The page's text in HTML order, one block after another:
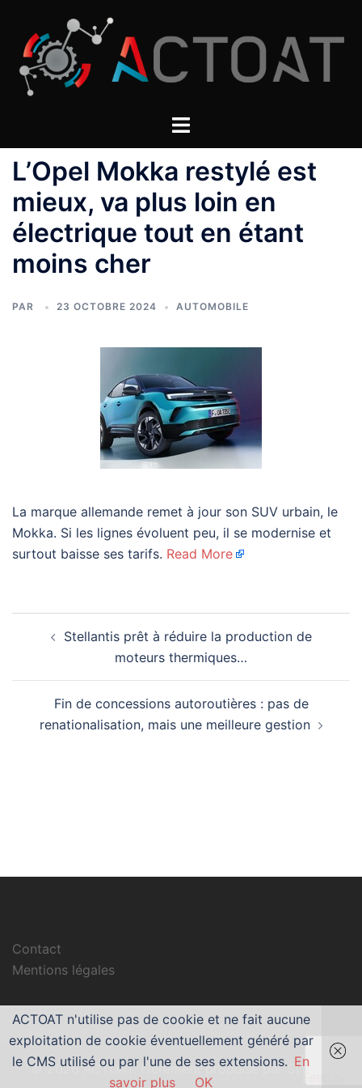
contenu
L’Opel Mokka restylé est
mieux, va plus loin en
électrique tout en étant
moins cher
PAR 23 OCTOBRE 2024 AUTOMOBILE
La marque allemande remet à jour son SUV urbain, le
Mokka. Si les lignes évoluent peu, il se modernise et
surtout baisse ses tarifs. Read More
d’articleStellantis prêt à réduire la production de
moteurs thermiques…
Fin de concessions autoroutières : pas de
renationalisation, mais une meilleure gestion
Contact
Mentions légales
© 2026 ACTOAT. Fièrement propulsé parSydney
ACTOAT n'utilise pas de cookie et ne fait aucune
exploitation de cookie éventuellement généré par
le CMS utilisé ou par l'une de ses extensions. En
savoir plus
OK